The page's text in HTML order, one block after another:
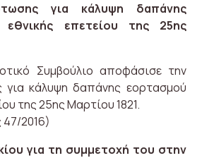
για κάλυψη δαπάνης
επετείου της 25ης
Συμβούλιο αποφάσισε την
κάλυψη δαπάνης εορτασμού
της 25ης Μαρτίου 1821.
2016)
για τη συμμετοχή του στην